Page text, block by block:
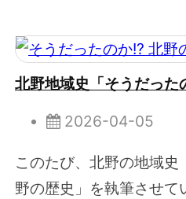
北野地域史「そうだった
2026-04-05
このたび、北野の地域史
野の歴史」を執筆させて